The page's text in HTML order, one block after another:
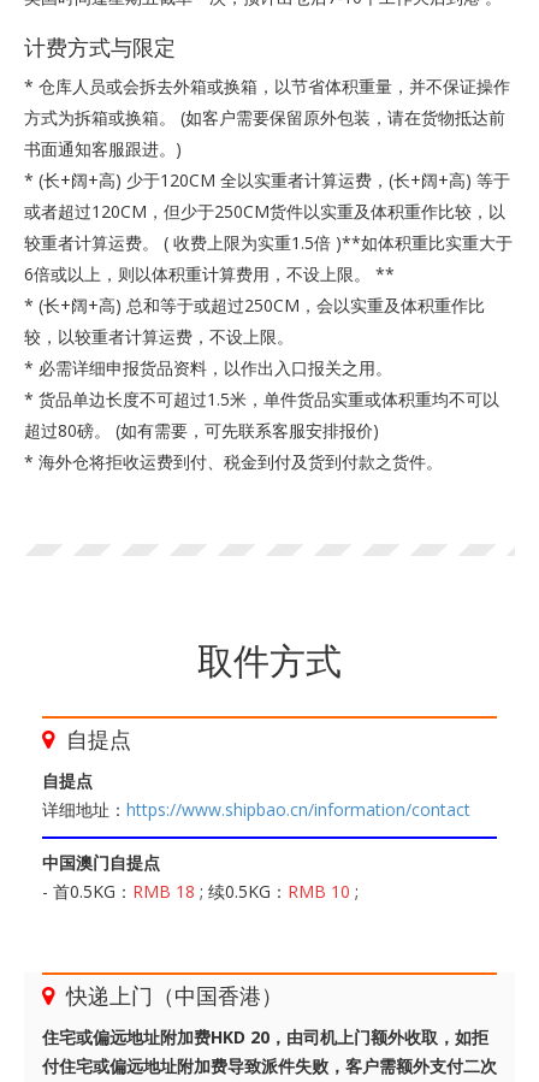
计费方式与限定
* 仓库人员或会拆去外箱或换箱，以节省体积重量，并不保证操作
方式为拆箱或换箱。 (如客户需要保留原外包装，请在货物抵达前
书面通知客服跟进。)
* (长+阔+高) 少于120CM 全以实重者计算运费，(长+阔+高) 等于
或者超过120CM，但少于250CM货件以实重及体积重作比较，以
较重者计算运费。 ( 收费上限为实重1.5倍 )**如体积重比实重大于
6倍或以上，则以体积重计算费用，不设上限。 **
* (长+阔+高) 总和等于或超过250CM，会以实重及体积重作比
较，以较重者计算运费，不设上限。
* 必需详细申报货品资料，以作出入口报关之用。
* 货品单边长度不可超过1.5米，单件货品实重或体积重均不可以
超过80磅。 (如有需要，可先联系客服安排报价)
* 海外仓将拒收运费到付、税金到付及货到付款之货件。
取件方式
自提点
自提点
详细地址： https://www.shipbao.cn/information/contact
中国澳门自提点
- 首0.5KG： RMB 18 ; 续0.5KG： RMB 10 ;
快递上门（中国香港）
住宅或偏远地址附加费HKD 20，由司机上门额外收取，如拒
付住宅或偏远地址附加费导致派件失败，客户需额外支付二次